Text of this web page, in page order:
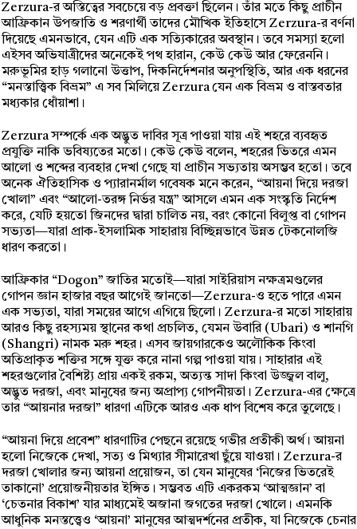
Zerzura-র অস্তিত্বের সবচেয়ে বড় প্রবক্তা ছিলেন। তাঁর মতে কিছু প্রাচীন
আফ্রিকান উপজাতি ও শরণার্থী তাদের মৌখিক ইতিহাসে Zerzura-র বর্ণনা
দিয়েছে এমনভাবে, যেন এটি এক সত্যিকারের অবস্থান। তবে সমস্যা হলো
এইসব অভিযাত্রীদের অনেকেই পথ হারান, কেউ কেউ আর ফেরেননি।
মরুভূমির হাড় গলানো উত্তাপ, দিকনির্দেশনার অনুপস্থিতি, আর এক ধরনের
“মনস্তাত্ত্বিক বিভ্রম” এ সব মিলিয়ে Zerzura যেন এক বিভ্রম ও বাস্তবতার
মধ্যকার ধোঁয়াশা।
Zerzura সম্পর্কে এক অদ্ভুত দাবির সূত্র পাওয়া যায় এই শহরে ব্যবহৃত
প্রযুক্তি নাকি ভবিষ্যতের মতো। কেউ কেউ বলেন, শহরের ভিতরে এমন
আলো ও শব্দের ব্যবহার দেখা গেছে যা প্রাচীন সভ্যতায় অসম্ভব হতো। তবে
অনেক ঐতিহাসিক ও প্যারানর্মাল গবেষক মনে করেন, “আয়না দিয়ে দরজা
খোলা” এবং “আলো-তরঙ্গ নির্ভর যন্ত্র” আসলে এমন এক সংস্কৃতি নির্দেশ
করে, যেটি হয়তো জিনদের দ্বারা চালিত নয়, বরং কোনো বিলুপ্ত বা গোপন
সভ্যতা—যারা প্রাক-ইসলামিক সাহারায় বিচ্ছিন্নভাবে উন্নত টেকনোলজি
ধারণ করতো।
আফ্রিকার “Dogon” জাতির মতোই—যারা সাইরিয়াস নক্ষত্রমণ্ডলের
গোপন জ্ঞান হাজার বছর আগেই জানতো—Zerzura-ও হতে পারে এমন
এক সভ্যতা, যারা সময়ের আগে এগিয়ে ছিলো। Zerzura-র মতো সাহারায়
আরও কিছু রহস্যময় স্থানের কথা প্রচলিত, যেমন উবারি (Ubari) ও শানগি
(Shangri) নামক মরু শহর। এসব জায়গারকেও অলৌকিক কিংবা
অতিপ্রাকৃত শক্তির সঙ্গে যুক্ত করে নানা গল্প পাওয়া যায়। সাহারার এই
শহরগুলোর বৈশিষ্ট্য প্রায় একই রকম, অত্যন্ত সাদা কিংবা উজ্জ্বল বালু,
অদ্ভুত দরজা, এবং মানুষের জন্য অপ্রাপ্য গোপনীয়তা। Zerzura-এর ক্ষেত্রে
তার “আয়নার দরজা” ধারণা এটিকে আরও এক ধাপ বিশেষ করে তুলেছে।
“আয়না দিয়ে প্রবেশ” ধারণাটির পেছনে রয়েছে গভীর প্রতীকী অর্থ। আয়না
হলো নিজেকে দেখা, সত্য ও মিথ্যার সীমারেখা ছুঁয়ে যাওয়া। Zerzura-র
দরজা খোলার জন্য আয়না প্রয়োজন, তা যেন মানুষের ‘নিজের ভিতরেই
তাকানো’ প্রয়োজনীয়তার ইঙ্গিত। সম্ভবত এটি একরকম ‘আত্মজ্ঞান’ বা
‘চেতনার বিকাশ’ যার মাধ্যমেই অজানা জগতের দরজা খোলে। এমনকি
আধুনিক মনস্তত্ত্বেও ‘আয়না’ মানুষের আত্মদর্শনের প্রতীক, যা নিজেকে চেনার